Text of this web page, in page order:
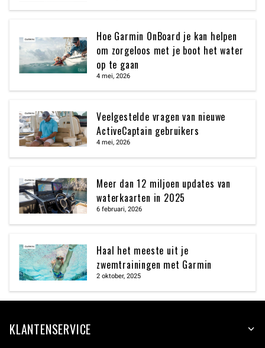
Hoe Garmin OnBoard je kan helpen
om zorgeloos met je boot het water
op te gaan
4 mei, 2026
Veelgestelde vragen van nieuwe
ActiveCaptain gebruikers
4 mei, 2026
Meer dan 12 miljoen updates van
waterkaarten in 2025
6 februari, 2026
Haal het meeste uit je
zwemtrainingen met Garmin
2 oktober, 2025
KLANTENSERVICE